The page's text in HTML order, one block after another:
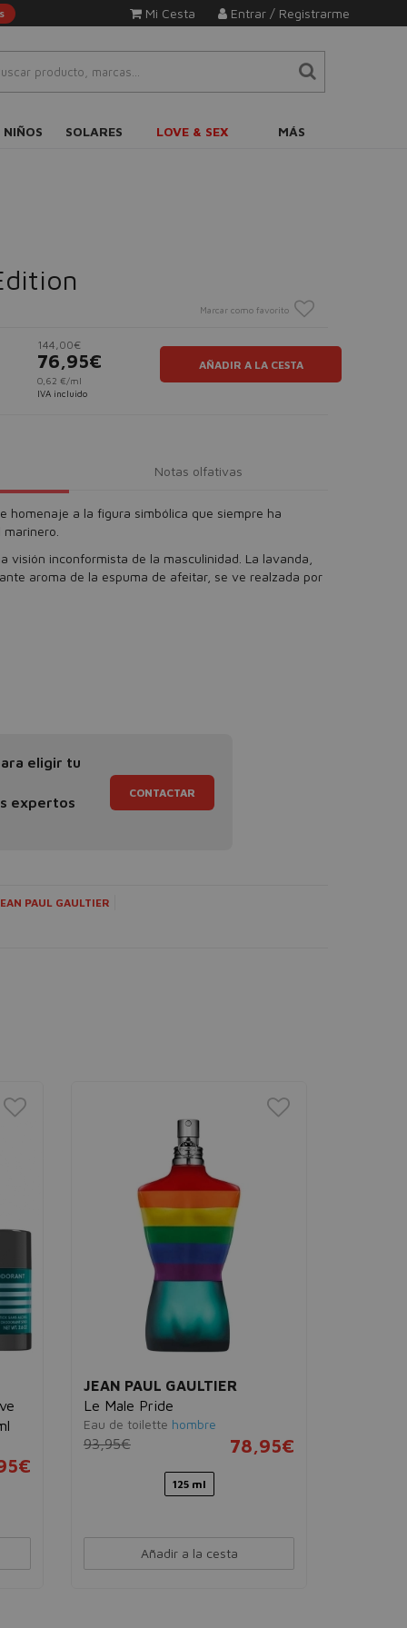
Entrar / Registrarme
Mi Cesta
NIÑOS SOLARES LOVE & SEX MÁS
Marcar como favorito
144,00€
76,95€
0,62 €/ml
IVA incluido
AÑADIR A LA CESTA
Notas olfativas
homenaje a la figura simbólica que siempre ha
visión inconformista de la masculinidad. La lavanda,
aroma de la espuma de afeitar, se ve realzada por
eligir tu
expertos
CONTACTAR
PAUL GAULTIER
JEAN PAUL GAULTIER
Le Male Pride
Eau de toilette hombre
93,95€ 78,95€
125 ml
Añadir a la cesta